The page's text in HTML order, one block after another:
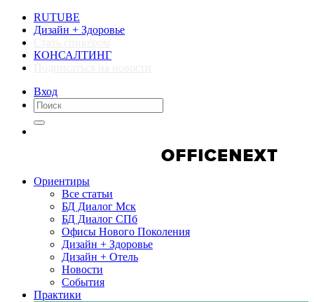
RUTUBE
Дизайн + Здоровье
КОНСАЛТИНГ
Вход
Ориентиры
Все статьи
БД Диалог Мск
БД Диалог СПб
Офисы Нового Поколения
Дизайн + Здоровье
Дизайн + Отель
Новости
События
Практики